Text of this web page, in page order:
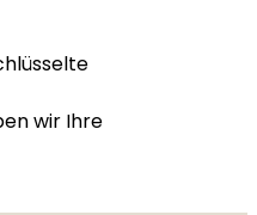
wir Ihre